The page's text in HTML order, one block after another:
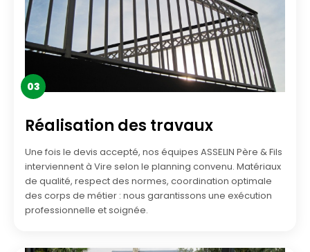
03
Réalisation des travaux
Une fois le devis accepté, nos équipes ASSELIN Père & Fils
interviennent à Vire selon le planning convenu. Matériaux
de qualité, respect des normes, coordination optimale
des corps de métier : nous garantissons une exécution
professionnelle et soignée.